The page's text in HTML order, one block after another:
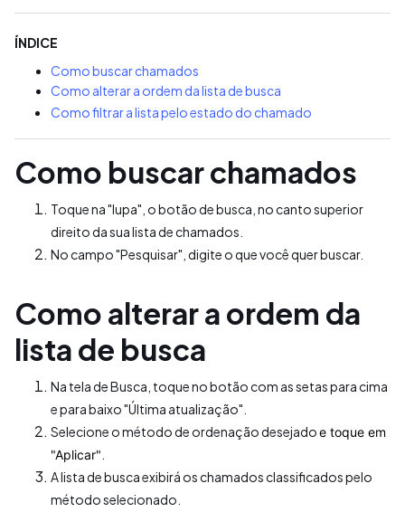
ÍNDICE
Como buscar chamados
Como alterar a ordem da lista de busca
Como filtrar a lista pelo estado do chamado
Como buscar chamados
Toque na "lupa", o botão de busca, no canto superior
direito da sua lista de chamados.
No campo "Pesquisar", digite o que você quer buscar.
Como alterar a ordem da
lista de busca
Na tela de Busca, toque no botão com as setas para cima
e para baixo "Última atualização".
Selecione o método de ordenação desejadoe toque em
"Aplicar"
A lista de busca exibirá os chamados classificados pelo
método selecionado.